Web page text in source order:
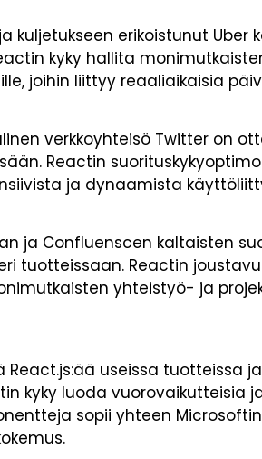
kuljetukseen erikoistunut Uber
kyky hallita
joihin liittyy reaaliaikaisia
verkkoyhteisö Twitter on
Reactin
ja dynaamista
ja Confluenscen kaltaisten
tuotteissaan. Reactin
yhteistyö- ja
useissa tuotteissa
kyky luoda vuorovaikutteisia
sopii yhteen